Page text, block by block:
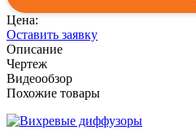
Цена:
Оставить заявку
Описание
Чертеж
Видеообзор
Похожие товары